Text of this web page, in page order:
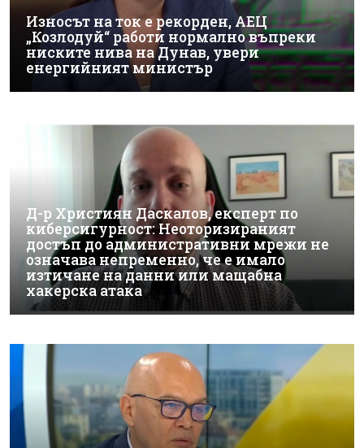
Износът на ток е рекорден, АЕЦ
„Козлодуй“ работи нормално въпреки
ниските нива на Дунав, увери
енергийният министър
Д-р Християн Даскалов, експерт по
киберсигурност: Неоторизираният
достъп до административни мрежи не
означава непременно, че е имало
изтичане на данни или мащабна
хакерска атака